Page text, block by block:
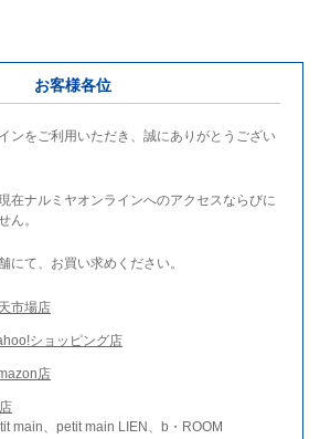
お客様各位
ンをご利用いただき、誠にありがとうござい
在ナルミヤオンラインへのアクセスならびに
ん。
にて、お買い求めください。
市場店
ショッピング店
店
main、petit main LIEN、b・ROOM